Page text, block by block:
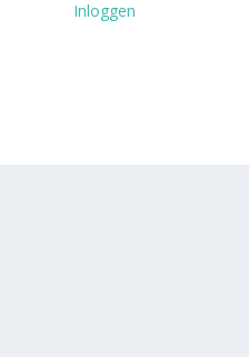
Inloggen